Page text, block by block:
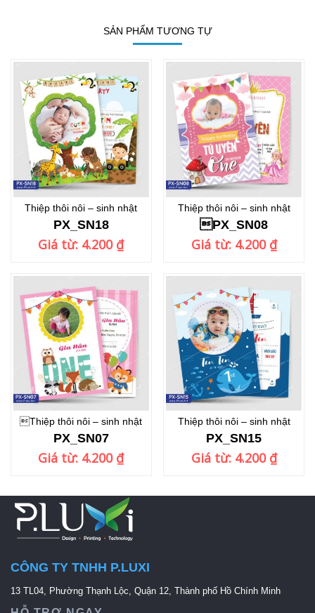
SẢN PHẨM TƯƠNG TỰ
Thiệp thôi nôi – sinh nhật
PX_SN18
Giá từ: 4.200 ₫
Thiệp thôi nôi – sinh nhật
PX_SN08
Giá từ: 4.200 ₫
Thiệp thôi nôi – sinh nhật
PX_SN07
Giá từ: 4.200 ₫
Thiệp thôi nôi – sinh nhật
PX_SN15
Giá từ: 4.200 ₫
CÔNG TY TNHH P.LUXI
13 TL04, Phường Thạnh Lộc, Quận 12, Thành phố Hồ Chính Minh